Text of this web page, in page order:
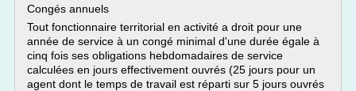
Congés annuels
Tout fonctionnaire territorial en activité a droit pour une
année de service à un congé minimal d'une durée égale à
cinq fois ses obligations hebdomadaires de service
calculées en jours effectivement ouvrés (25 jours pour un
agent dont le temps de travail est réparti sur 5 jours ouvrés